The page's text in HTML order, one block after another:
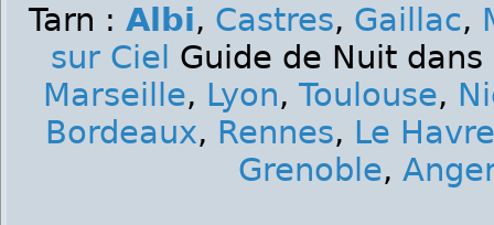
Tarn : Albi, Castres, Gaillac,
sur Ciel Guide de Nuit
Marseille, Lyon, Toulouse,
Bordeaux, Rennes, Le Havre
Grenoble,